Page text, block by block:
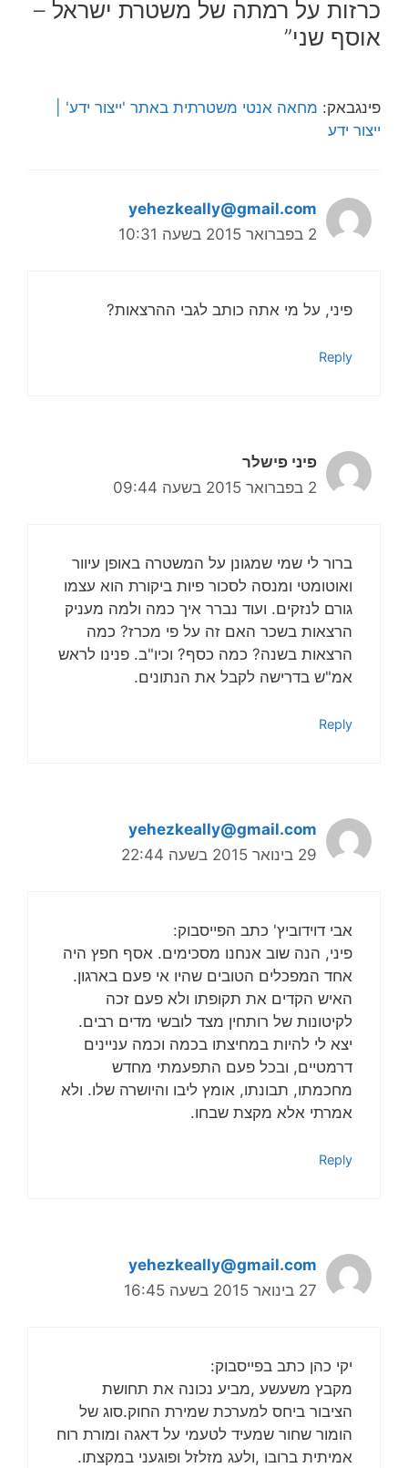
כרזות על רמתה של משטרת ישראל –
אוסף שני”
פינגבאק: מחאה אנטי משטרתית באתר 'ייצור ידע' |
ייצור ידע
yehezkeally@gmail.com
2 בפברואר 2015 בשעה 10:31
פיני, על מי אתה כותב לגבי ההרצאות?
Reply
פיני פישלר
2 בפברואר 2015 בשעה 09:44
ברור לי שמי שמגונן על המשטרה באופן עיוור
ואוטומטי ומנסה לסכור פיות ביקורת הוא עצמו
גורם לנזקים. ועוד נברר איך כמה ולמה מעניק
הרצאות בשכר האם זה על פי מכרז? כמה
הרצאות בשנה? כמה כסף? וכיו"ב. פנינו לראש
אמ"ש בדרישה לקבל את הנתונים.
Reply
yehezkeally@gmail.com
29 בינואר 2015 בשעה 22:44
אבי דוידוביץ' כתב הפייסבוק:
פיני, הנה שוב אנחנו מסכימים. אסף חפץ היה
אחד המפכלים הטובים שהיו אי פעם בארגון.
האיש הקדים את תקופתו ולא פעם זכה
לקיטונות של רותחין מצד לובשי מדים רבים.
יצא לי להיות במחיצתו בכמה וכמה עניינים
דרמטיים, ובכל פעם התפעמתי מחדש
מחכמתו, תבונתו, אומץ ליבו והיושרה שלו. ולא
אמרתי אלא מקצת שבחו.
Reply
yehezkeally@gmail.com
27 בינואר 2015 בשעה 16:45
יקי כהן כתב בפייסבוק:
מקבץ משעשע ,מביע נכונה את תחושת
הציבור ביחס למערכת שמירת החוק.סוג של
הומור שחור שמעיד לטעמי על דאגה ומורת רוח
אמיתית ברובו ,ולעג מזלזל ופוגעני במקצתו.